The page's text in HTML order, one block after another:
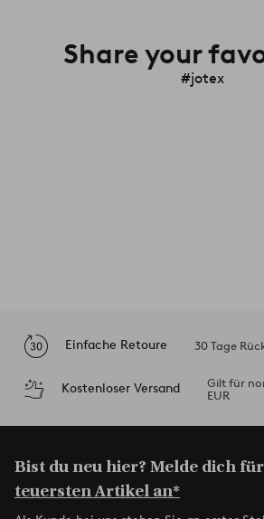
Share your
#jotex
Einfache Retoure 30 Tage
Kostenloser Versand
Gilt für
EUR
Bist du neu hier? Melde dich für
teuersten Artikel an*